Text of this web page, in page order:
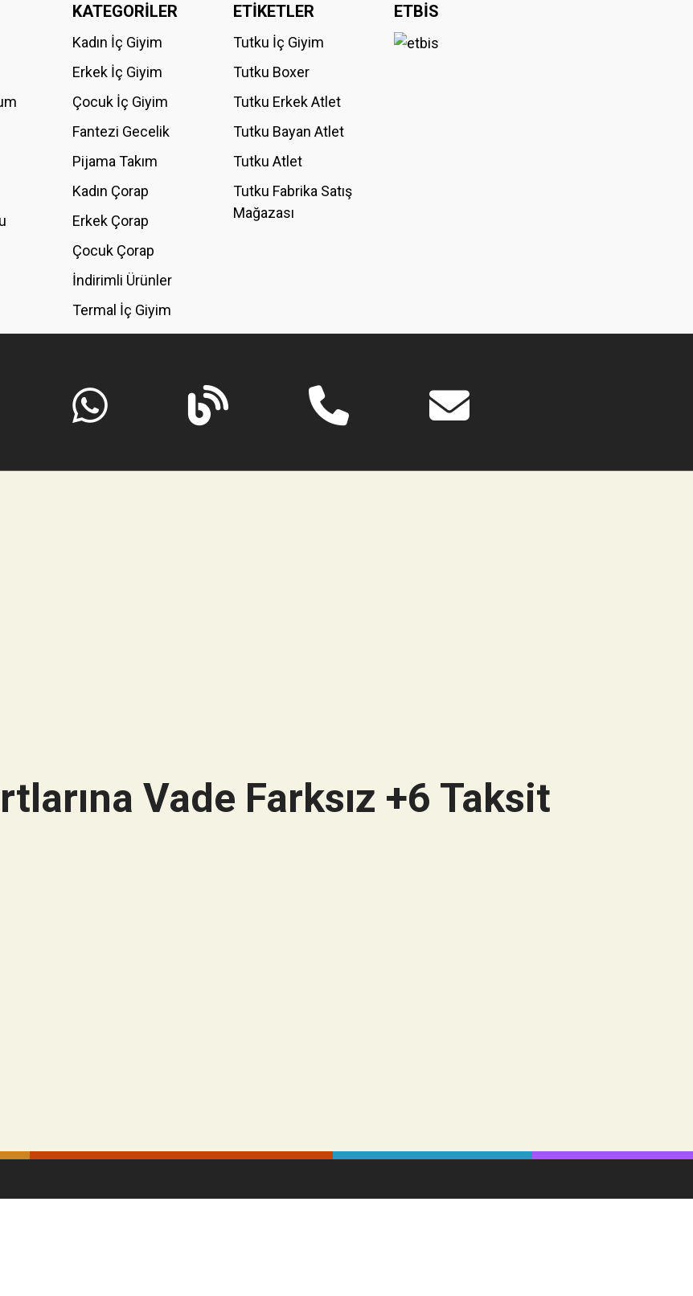
Bu ürüne ilk yorumu siz yapın!
KATEGORİLER
Kadın İç Giyim
Erkek İç Giyim
Çocuk İç Giyim
Fantezi Gecelik
Pijama Takım
Kadın Çorap
Erkek Çorap
Çocuk Çorap
İndirimli Ürünler
Termal İç Giyim
ETİKETLER
Tutku İç Giyim
Tutku Boxer
Tutku Erkek Atlet
Tutku Bayan Atlet
Tutku Atlet
Tutku Fabrika Satış
Mağazası
ETBİS
Vade Farksız +6 Taksit